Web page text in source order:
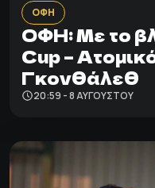
ΟΦΗ
ΟΦΗ: Με το
Cup –
Γκονθάλεθ
20:59 - 8 ΑΥΓΟΎΣΤΟΥ